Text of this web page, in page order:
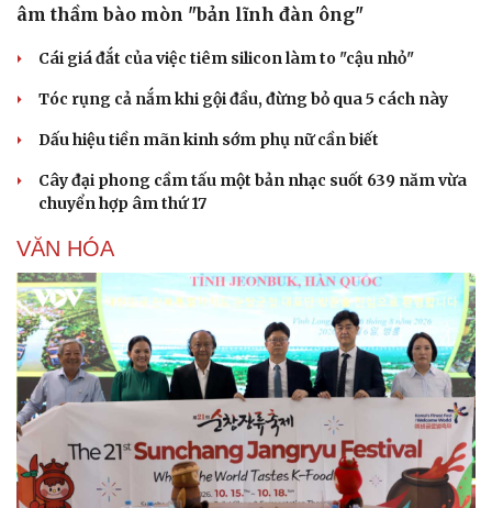
âm thầm bào mòn "bản lĩnh đàn ông"
Cái giá đắt của việc tiêm silicon làm to "cậu nhỏ"
Tóc rụng cả nắm khi gội đầu, đừng bỏ qua 5 cách này
Dấu hiệu tiền mãn kinh sớm phụ nữ cần biết
Cây đại phong cầm tấu một bản nhạc suốt 639 năm vừa
chuyển hợp âm thứ 17
VĂN HÓA